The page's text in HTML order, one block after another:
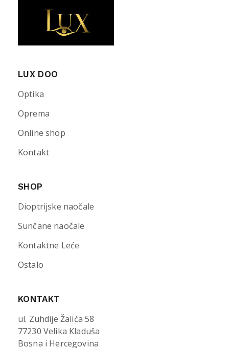
LUX DOO
Optika
Oprema
Online shop
Kontakt
SHOP
Dioptrijske naočale
Sunčane naočale
Kontaktne Leće
Ostalo
KONTAKT
ul. Zuhdije Žalića 58
77230 Velika Kladuša
Bosna i Hercegovina